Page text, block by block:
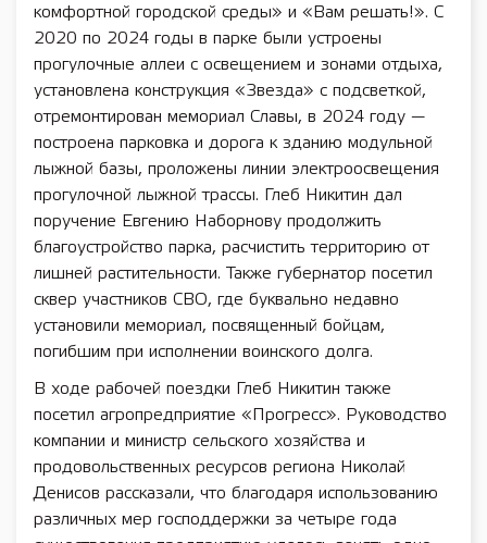
комфортной городской среды» и «Вам решать!». С
2020 по 2024 годы в парке были устроены
прогулочные аллеи с освещением и зонами отдыха,
установлена конструкция «Звезда» с подсветкой,
отремонтирован мемориал Славы, в 2024 году —
построена парковка и дорога к зданию модульной
лыжной базы, проложены линии электроосвещения
прогулочной лыжной трассы. Глеб Никитин дал
поручение Евгению Наборнову продолжить
благоустройство парка, расчистить территорию от
лишней растительности. Также губернатор посетил
сквер участников СВО, где буквально недавно
установили мемориал, посвященный бойцам,
погибшим при исполнении воинского долга.
В ходе рабочей поездки Глеб Никитин также
посетил агропредприятие «Прогресс». Руководство
компании и министр сельского хозяйства и
продовольственных ресурсов региона Николай
Денисов рассказали, что благодаря использованию
различных мер господдержки за четыре года